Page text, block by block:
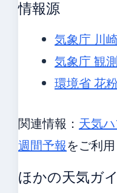
情報源
気象庁 川
気象庁 観
環境省 花
関連情報： 天気
週間予報をご利用
ほかの天気ガ